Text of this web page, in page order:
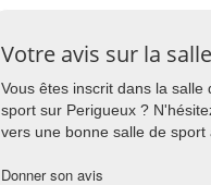
Votre avis sur la
Vous êtes inscrit dans la
sport sur Perigueux ?
vers une bonne salle de sport
Donner son avis